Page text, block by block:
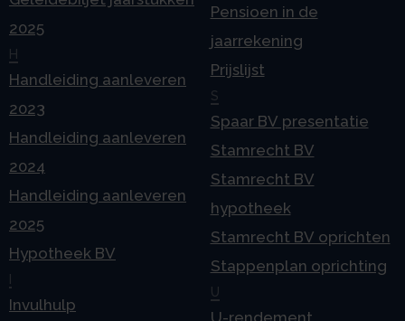
2025
H
Handleiding aanleveren
2023
Handleiding aanleveren
2024
Handleiding aanleveren
2025
Hypotheek BV
Invulhulp
Pensioen in de
jaarrekening
Prijslijst
S
Spaar BV presentatie
Stamrecht BV
Stamrecht BV
hypotheek
Stamrecht BV oprichten
Stappenplan oprichting
U